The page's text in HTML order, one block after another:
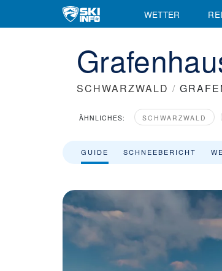
WETTER
SCHWARZWALD /
ÄHNLICHES: SCHWARZWALD
GUIDE SCHNEEBERICHT
Skigebiet Grafenhausen - Rothauser Land - Skiinfo.de